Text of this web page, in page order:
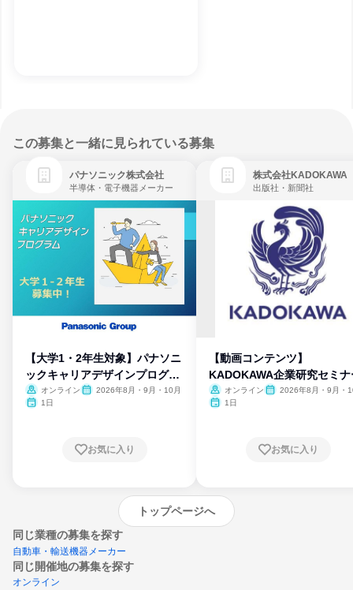
この募集と一緒に見られている募集
パナソニック株式会社
半導体・電子機器メーカー
【大学1・2年生対象】パナソニ
ックキャリアデザインプログラ
ム
オンライン
2026年8月・9月・10月
1日
お気に入り
株式会社KADOKAWA
出版社・新聞社
【動画コンテンツ】
KADOKAWA企業研究セミナ
オンライン
2026年8月・9月・
1日
お気に入り
トップページへ
同じ業種の募集を探す
自動車・輸送機器メーカー
同じ開催地の募集を探す
オンライン